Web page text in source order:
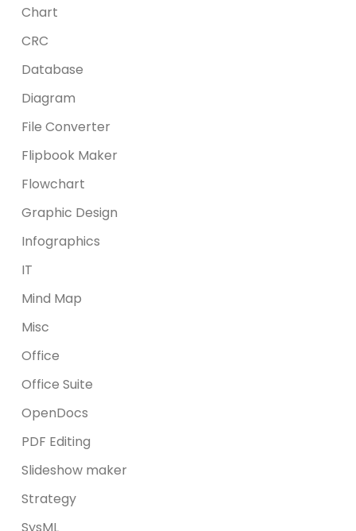
Chart
CRC
Database
Diagram
File Converter
Flipbook Maker
Flowchart
Graphic Design
Infographics
IT
Mind Map
Misc
Office
Office Suite
OpenDocs
PDF Editing
Slideshow maker
Strategy